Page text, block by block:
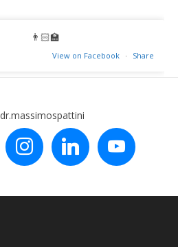
👨🏻‍🏫
View on Facebook · Share
instagram linkedin youtube